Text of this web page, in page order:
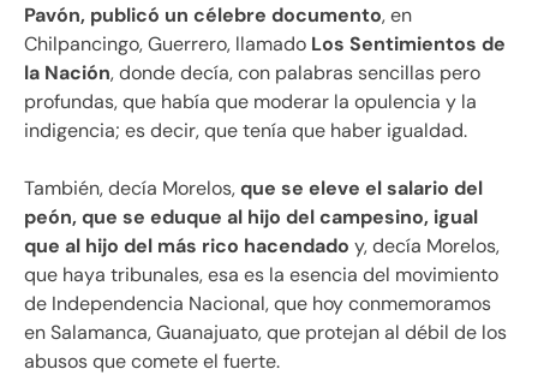
Pavón, publicó un célebre documento, en
Chilpancingo, Guerrero, llamado Los Sentimientos de
la Nación, donde decía, con palabras sencillas pero
profundas, que había que moderar la opulencia y la
indigencia; es decir, que tenía que haber igualdad.
También, decía Morelos,que se eleve el salario del
peón, que se eduque al hijo del campesino, igual
que al hijo del más rico hacendado y, decía Morelos,
que haya tribunales, esa es la esencia del movimiento
de Independencia Nacional, que hoy conmemoramos
en Salamanca, Guanajuato, que protejan al débil de los
abusos que comete el fuerte.